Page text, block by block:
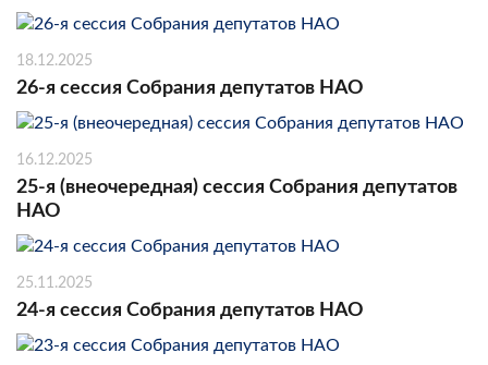
18.12.2025
26-я сессия Собрания депутатов НАО
16.12.2025
25-я (внеочередная) сессия Собрания депутатов
НАО
25.11.2025
24-я сессия Собрания депутатов НАО